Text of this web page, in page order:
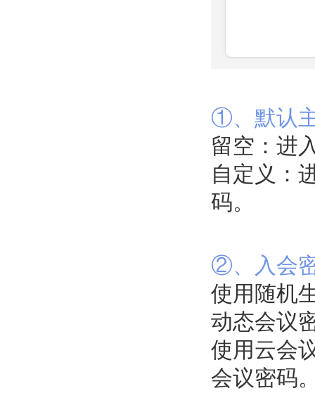
①、默认
留空：进
自定义：
码。
②、入会
使用随机
动态会议
使用云会
会议密码